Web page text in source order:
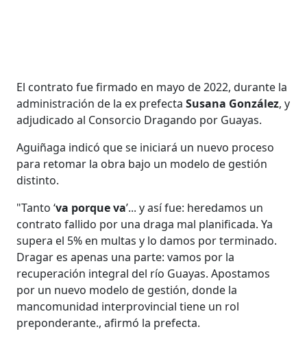
El contrato fue firmado en mayo de 2022, durante la
administración de la ex prefectaSusana González, y
adjudicado al Consorcio Dragando por Guayas.
Aguiñaga indicó que se iniciará un nuevo proceso
para retomar la obra bajo un modelo de gestión
distinto.
"Tanto ‘va porque va’... y así fue: heredamos un
contrato fallido por una draga mal planificada. Ya
supera el 5% en multas y lo damos por terminado.
Dragar es apenas una parte: vamos por la
recuperación integral del río Guayas. Apostamos
por un nuevo modelo de gestión, donde la
mancomunidad interprovincial tiene un rol
preponderante., afirmó la prefecta.